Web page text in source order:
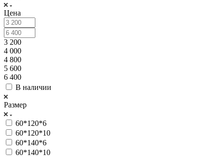
Цена
3 200
4 000
4 800
5 600
6 400
В наличии
Размер
60*120*6
60*120*10
60*140*6
60*140*10